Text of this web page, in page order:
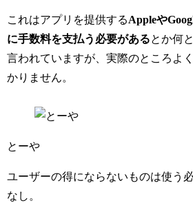
これはアプリを提供するAppleや
に手数料を支払う必要があるとか何
言われていますが、実際のところよ
かりません。
とーや
ユーザーの得にならないものは使う
なし。